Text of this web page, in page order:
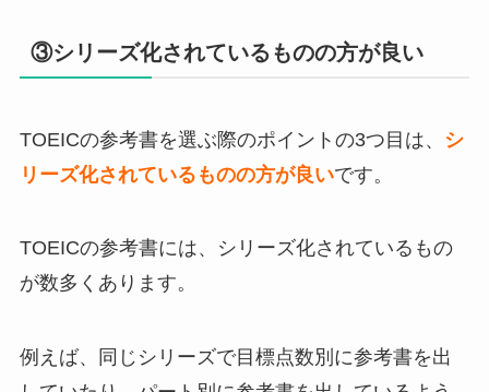
③シリーズ化されているものの方が良い
TOEICの参考書を選ぶ際のポイントの3つ目は、 シ
リーズ化されているものの方が良いです。
TOEICの参考書には、シリーズ化されているもの
が数多くあります。
例えば、同じシリーズで目標点数別に参考書を出